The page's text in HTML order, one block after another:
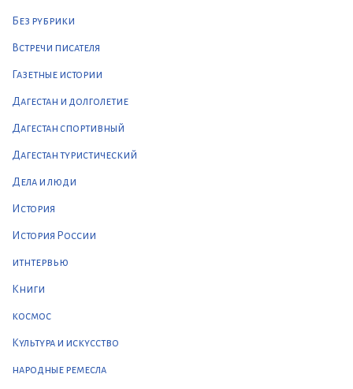
Без рубрики
Встречи писателя
Газетные истории
Дагестан и долголетие
Дагестан спортивный
Дагестан туристический
Дела и люди
История
История России
итнтервью
Книги
космос
Культура и искусство
народные ремесла